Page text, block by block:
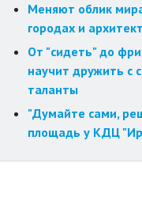
Меняют облик
городах и
От "сидеть" до
научит дружить с
таланты
"Думайте сами,
площадь у КДЦ